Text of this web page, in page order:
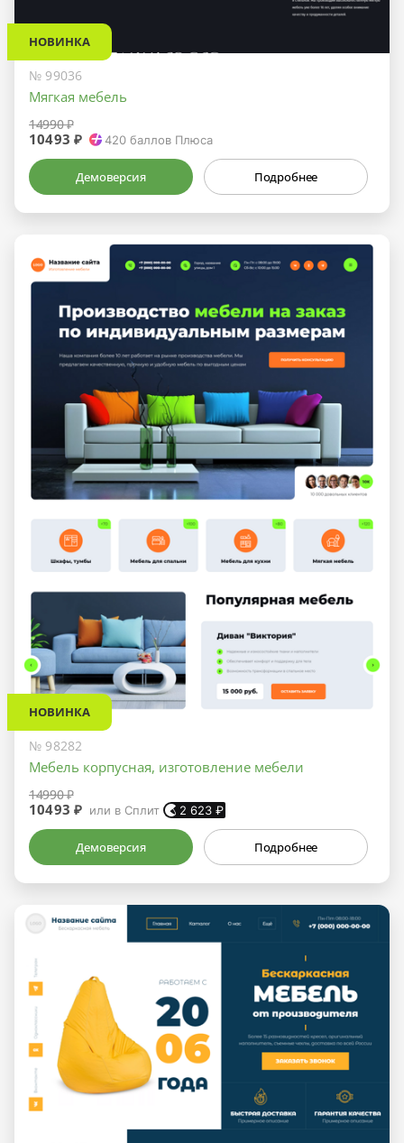
НОВИНКА
№ 99036
Мягкая мебель
14990 ₽
10493 ₽ 420 баллов Плюса
Демоверсия Подробнее
НОВИНКА
№ 98282
Мебель корпусная, изготовление мебели
14990 ₽
10493 ₽ или в Сплит 2 623 ₽
Демоверсия Подробнее